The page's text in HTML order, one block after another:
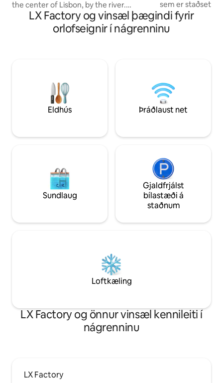
the center of Lisbon, by the river.
Einstök þriggja svefnherbergja íbúð full
af birtu, vandlega endurnýjuð með
nútímalegri hönnun sem geymir falleg
verslanir...Fullkominn staður fyrir fríið
sem gerir þér kleift að skoða Lissabon
fótgangandi!
sem er staðsett í
(Estrela-svæðið),
góðum
sólarupprásin
yfirbragð
einstökum litum.
< br > <br><br>
LX Factory og vinsæl þægindi fyrir
orlofseignir í nágrenninu
Eldhús Þráðlaust net
Sundlaug
Gjaldfrjálst
bílastæði á
staðnum
Loftkæling
LX Factory og önnur vinsæl kennileiti í
nágrenninu
LX Factory